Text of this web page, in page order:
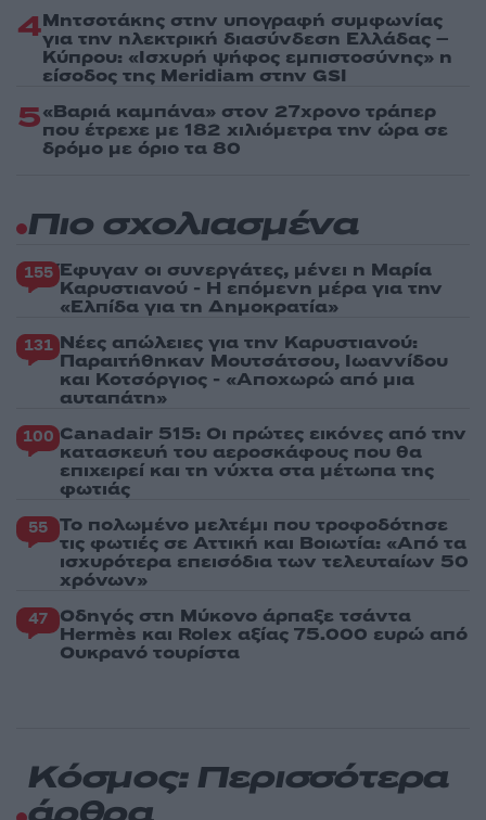
4Μητσοτάκης στην υπογραφή συμφωνίας
για την ηλεκτρική διασύνδεση Ελλάδας –
Κύπρου: «Ισχυρή ψήφος εμπιστοσύνης» η
είσοδος της Meridiam στην GSI
5«Βαριά καμπάνα» στον 27χρονο τράπερ
που έτρεχε με 182 χιλιόμετρα την ώρα σε
δρόμο με όριο τα 80
Πιο σχολιασμένα
155 Έφυγαν οι συνεργάτες, μένει η Μαρία
Καρυστιανού - Η επόμενη μέρα για την
«Ελπίδα για τη Δημοκρατία»
131 Νέες απώλειες για την Καρυστιανού:
Παραιτήθηκαν Μουτσάτσου, Ιωαννίδου
και Κοτσόργιος - «Αποχωρώ από μια
αυταπάτη»
100 Canadair 515: Οι πρώτες εικόνες από την
κατασκευή του αεροσκάφους που θα
επιχειρεί και τη νύχτα στα μέτωπα της
φωτιάς
55 Το πολωμένο μελτέμι που τροφοδότησε
τις φωτιές σε Αττική και Βοιωτία: «Από τα
ισχυρότερα επεισόδια των τελευταίων 50
χρόνων»
47 Οδηγός στη Μύκονο άρπαξε τσάντα
Hermès και Rolex αξίας 75.000 ευρώ από
Ουκρανό τουρίστα
Κόσμος: Περισσότερα